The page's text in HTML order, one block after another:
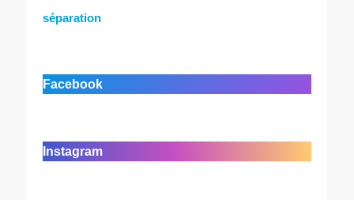
séparation
Facebook
Instagram